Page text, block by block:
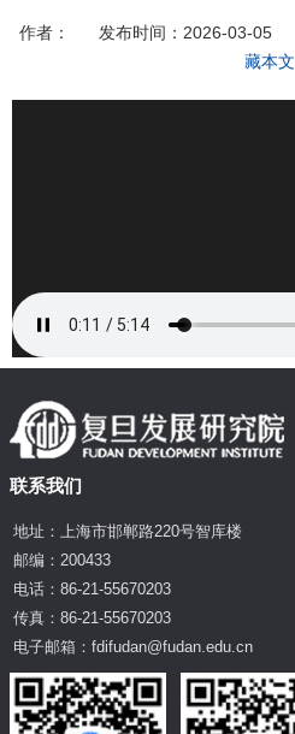
作者： 发布时间：2026-03-05
藏本文
联系我们
地址：上海市邯郸路220号智库楼
邮编：200433
电话：86-21-55670203
传真：86-21-55670203
电子邮箱：fdifudan@fudan.edu.cn